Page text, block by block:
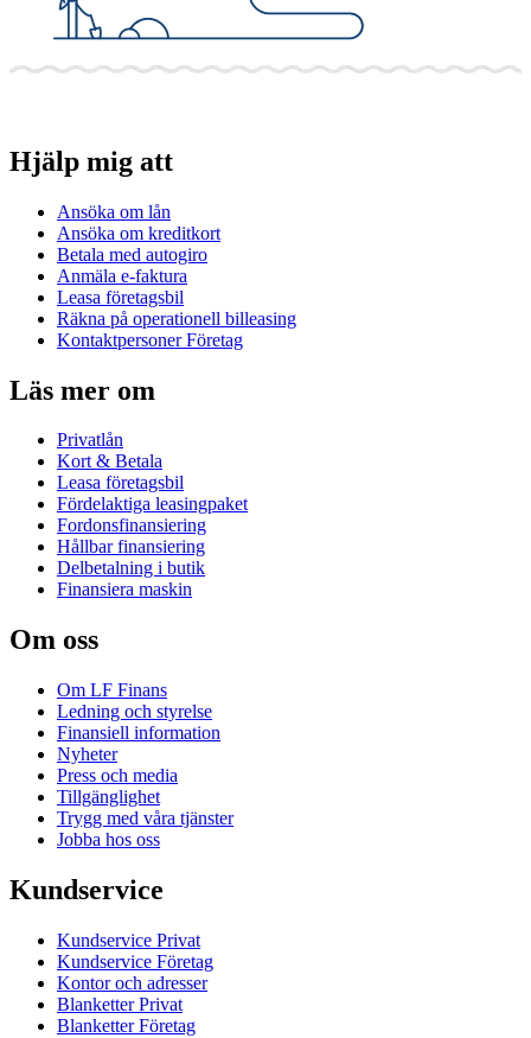
Hjälp mig att
Ansöka om lån
Ansöka om kreditkort
Betala med autogiro
Anmäla e-faktura
Leasa företagsbil
Räkna på operationell billeasing
Kontaktpersoner Företag
Läs mer om
Privatlån
Kort & Betala
Leasa företagsbil
Fördelaktiga leasingpaket
Fordonsfinansiering
Hållbar finansiering
Delbetalning i butik
Finansiera maskin
Om oss
Om LF Finans
Ledning och styrelse
Finansiell information
Nyheter
Press och media
Tillgänglighet
Trygg med våra tjänster
Jobba hos oss
Kundservice
Kundservice Privat
Kundservice Företag
Kontor och adresser
Blanketter Privat
Blanketter Företag